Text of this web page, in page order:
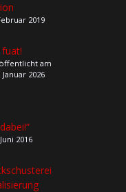
2019
am
2026
2016